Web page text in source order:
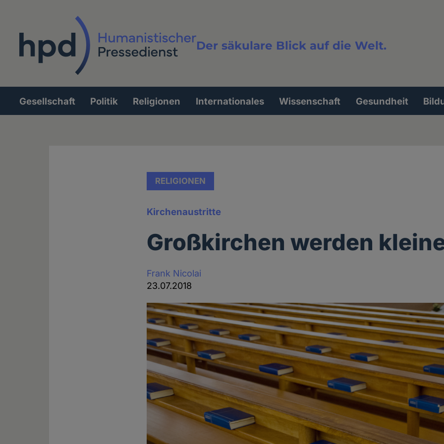
Der säkulare Blick auf die Welt.
Volltextsuche
Hauptnavigation
Gesellschaft Politik Religionen Internationales Wissenschaft Gesundheit
RELIGIONEN
Kirchenaustritte
Großkirchen werden
Frank Nicolai
23.07.2018